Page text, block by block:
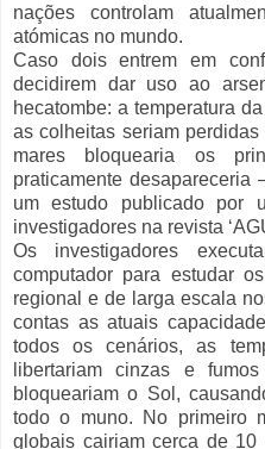
nações controlam
atómicas no mundo.
Caso dois entrem em
decidirem dar uso ao
hecatombe: a temperatura
as colheitas seriam
mares bloquearia os
praticamente
um estudo publicado por
investigadores na revista
Os investigadores
computador para estudar
regional e de larga escala
contas as atuais
todos os cenários, as
libertariam cinzas e
bloqueariam o Sol,
todo o muno. No primeiro
globais cairiam cerca de 10